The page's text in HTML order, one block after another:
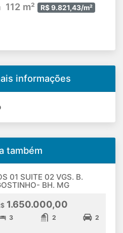
112 m² R$ 9.821,43/m²
informações
também
01 SUITE 02 VGS. B.
BH. MG
1.650.000,00
3 2 2